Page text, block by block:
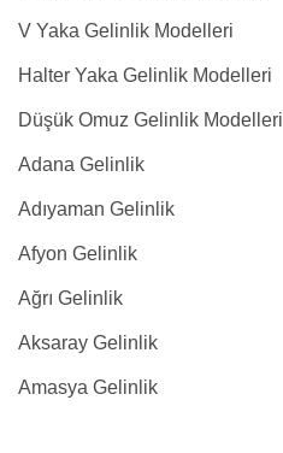
V Yaka Gelinlik Modelleri
Halter Yaka Gelinlik Modelleri
Düşük Omuz Gelinlik Modelleri
Adana Gelinlik
Adıyaman Gelinlik
Afyon Gelinlik
Ağrı Gelinlik
Aksaray Gelinlik
Amasya Gelinlik